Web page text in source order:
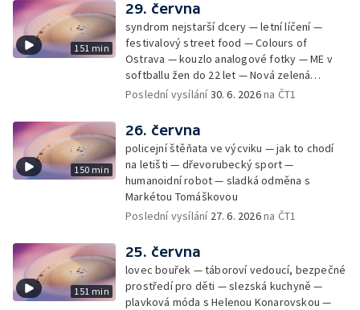
151 min
29. června
syndrom nejstarší dcery — letní líčení —
festivalový street food — Colours of
Ostrava — kouzlo analogové fotky — ME v
softballu žen do 22 let — Nová zelená
úsporám — Global Teacher Prize Czech
Poslední vysílání30. 6. 2026na ČT1
150 min
26. června
policejní štěňata ve výcviku — jak to chodí
na letišti — dřevorubecký sport —
humanoidní robot — sladká odměna s
Markétou Tomáškovou
Poslední vysílání 27. 6. 2026na ČT1
151 min
25. června
lovec bouřek — táboroví vedoucí, bezpečné
prostředí pro děti — slezská kuchyně —
plavková móda s Helenou Konarovskou —